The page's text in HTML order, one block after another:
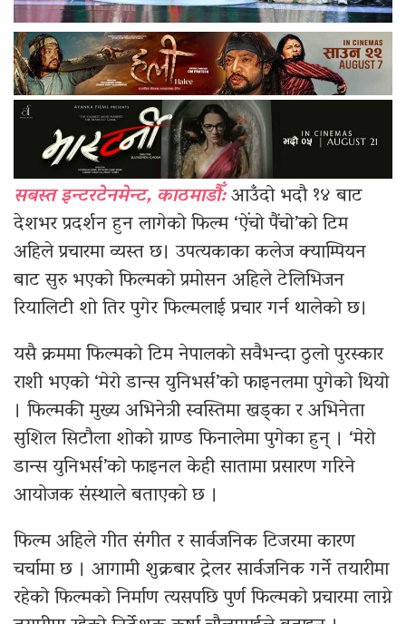
सबस्त इन्टरटेनमेन्ट, काठमाडौँ:आउँदो भदौ १४ बाट
देशभर प्रदर्शन हुन लागेको फिल्म ‘ऐंचो पैंचो’को टिम
अहिले प्रचारमा व्यस्त छ। उपत्यकाका कलेज क्याम्पियन
बाट सुरु भएको फिल्मको प्रमोसन अहिले टेलिभिजन
रियालिटी शो तिर पुगेर फिल्मलाई प्रचार गर्न थालेको छ।
यसै क्रममा फिल्मको टिम नेपालको सवैभन्दा ठुलो पुरस्कार
राशी भएको ‘मेरो डान्स युनिभर्स’को फाइनलमा पुगेको थियो
। फिल्मकी मुख्य अभिनेत्री स्वस्तिमा खड्का र अभिनेता
सुशिल सिटौला शोको ग्राण्ड फिनालेमा पुगेका हुन् । ‘मेरो
डान्स युनिभर्स’को फाइनल केही सातामा प्रसारण गरिने
आयोजक संस्थाले बताएको छ ।
फिल्म अहिले गीत संगीत र सार्वजनिक टिजरमा कारण
चर्चामा छ । आगामी शुक्रबार ट्रेलर सार्वजनिक गर्ने तयारीमा
रहेको फिल्मको निर्माण त्यसपछि पुर्ण फिल्मको प्रचारमा लाग्ने